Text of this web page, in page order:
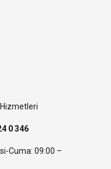
0 346
Cuma: 09:00 –